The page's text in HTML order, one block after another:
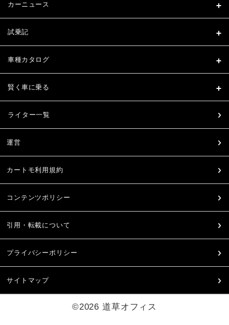
カーニュース
試乗記
車種カタログ
賢く車に乗る
ライター一覧
運営
カートモ利用規約
コンテンツポリシー
引用・転載について
プライバシーポリシー
サイトマップ
©2026 道草オフィス